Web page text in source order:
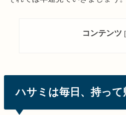
コンテンツ [
ハサミは毎日、持って